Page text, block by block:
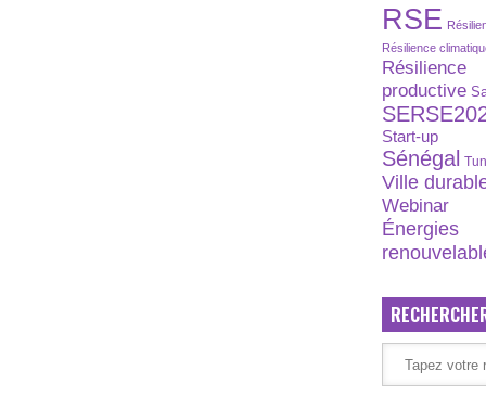
RSE
Résilience
Résilience
productive
Start-up
Sénégal
Ville
Webinar
Énergies